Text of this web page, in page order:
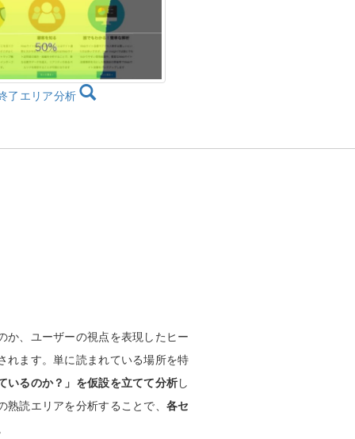
了エリア分析
か、ユーザーの視点を表現したヒー
れます。単に読まれている場所を特
いるのか？」を仮設を立てて分析 し
熟読エリアを分析することで、 各セ